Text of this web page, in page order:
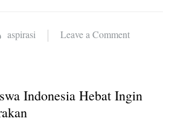
aspirasi Leave a Commenton
Hebat
Indonesia Hebat Ingin